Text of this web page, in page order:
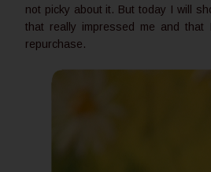
not picky about it. But today I will
that really impressed me and that
repurchase.